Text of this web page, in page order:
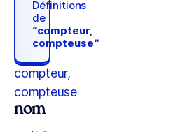
Définitions
de
“compteur,
compteuse“
compteur,
compteuse
nom